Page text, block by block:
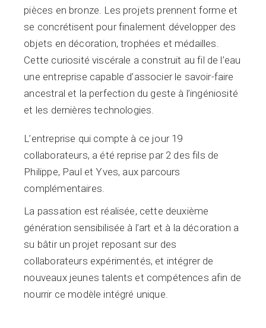
pièces en bronze. Les projets prennent forme et
se concrétisent pour finalement développer des
objets en décoration, trophées et médailles.
Cette curiosité viscérale a construit au fil de l’eau
une entreprise capable d’associer le savoir-faire
ancestral et la perfection du geste à l’ingéniosité
et les dernières technologies.
L’entreprise qui compte à ce jour 19
collaborateurs, a été reprise par 2 des fils de
Philippe, Paul et Yves, aux parcours
complémentaires.
La passation est réalisée, cette deuxième
génération sensibilisée à l’art et à la décoration a
su bâtir un projet reposant sur des
collaborateurs expérimentés, et intégrer de
nouveaux jeunes talents et compétences afin de
nourrir ce modèle intégré unique.